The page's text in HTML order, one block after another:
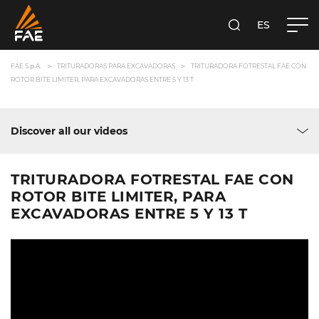
BUSCAES
FAE S.p.A. TRITURADORAS PARA EXCAVADORAS
TRITURADORA FOTRESTAL FAE CON
ROTOR BITE LIMITER, PARA EXCAVADORAS ENTRE 5 Y 13 T
Discover all our videos
TRITURADORA FOTRESTAL FAE CON
ROTOR BITE LIMITER, PARA
EXCAVADORAS ENTRE 5 Y 13 T